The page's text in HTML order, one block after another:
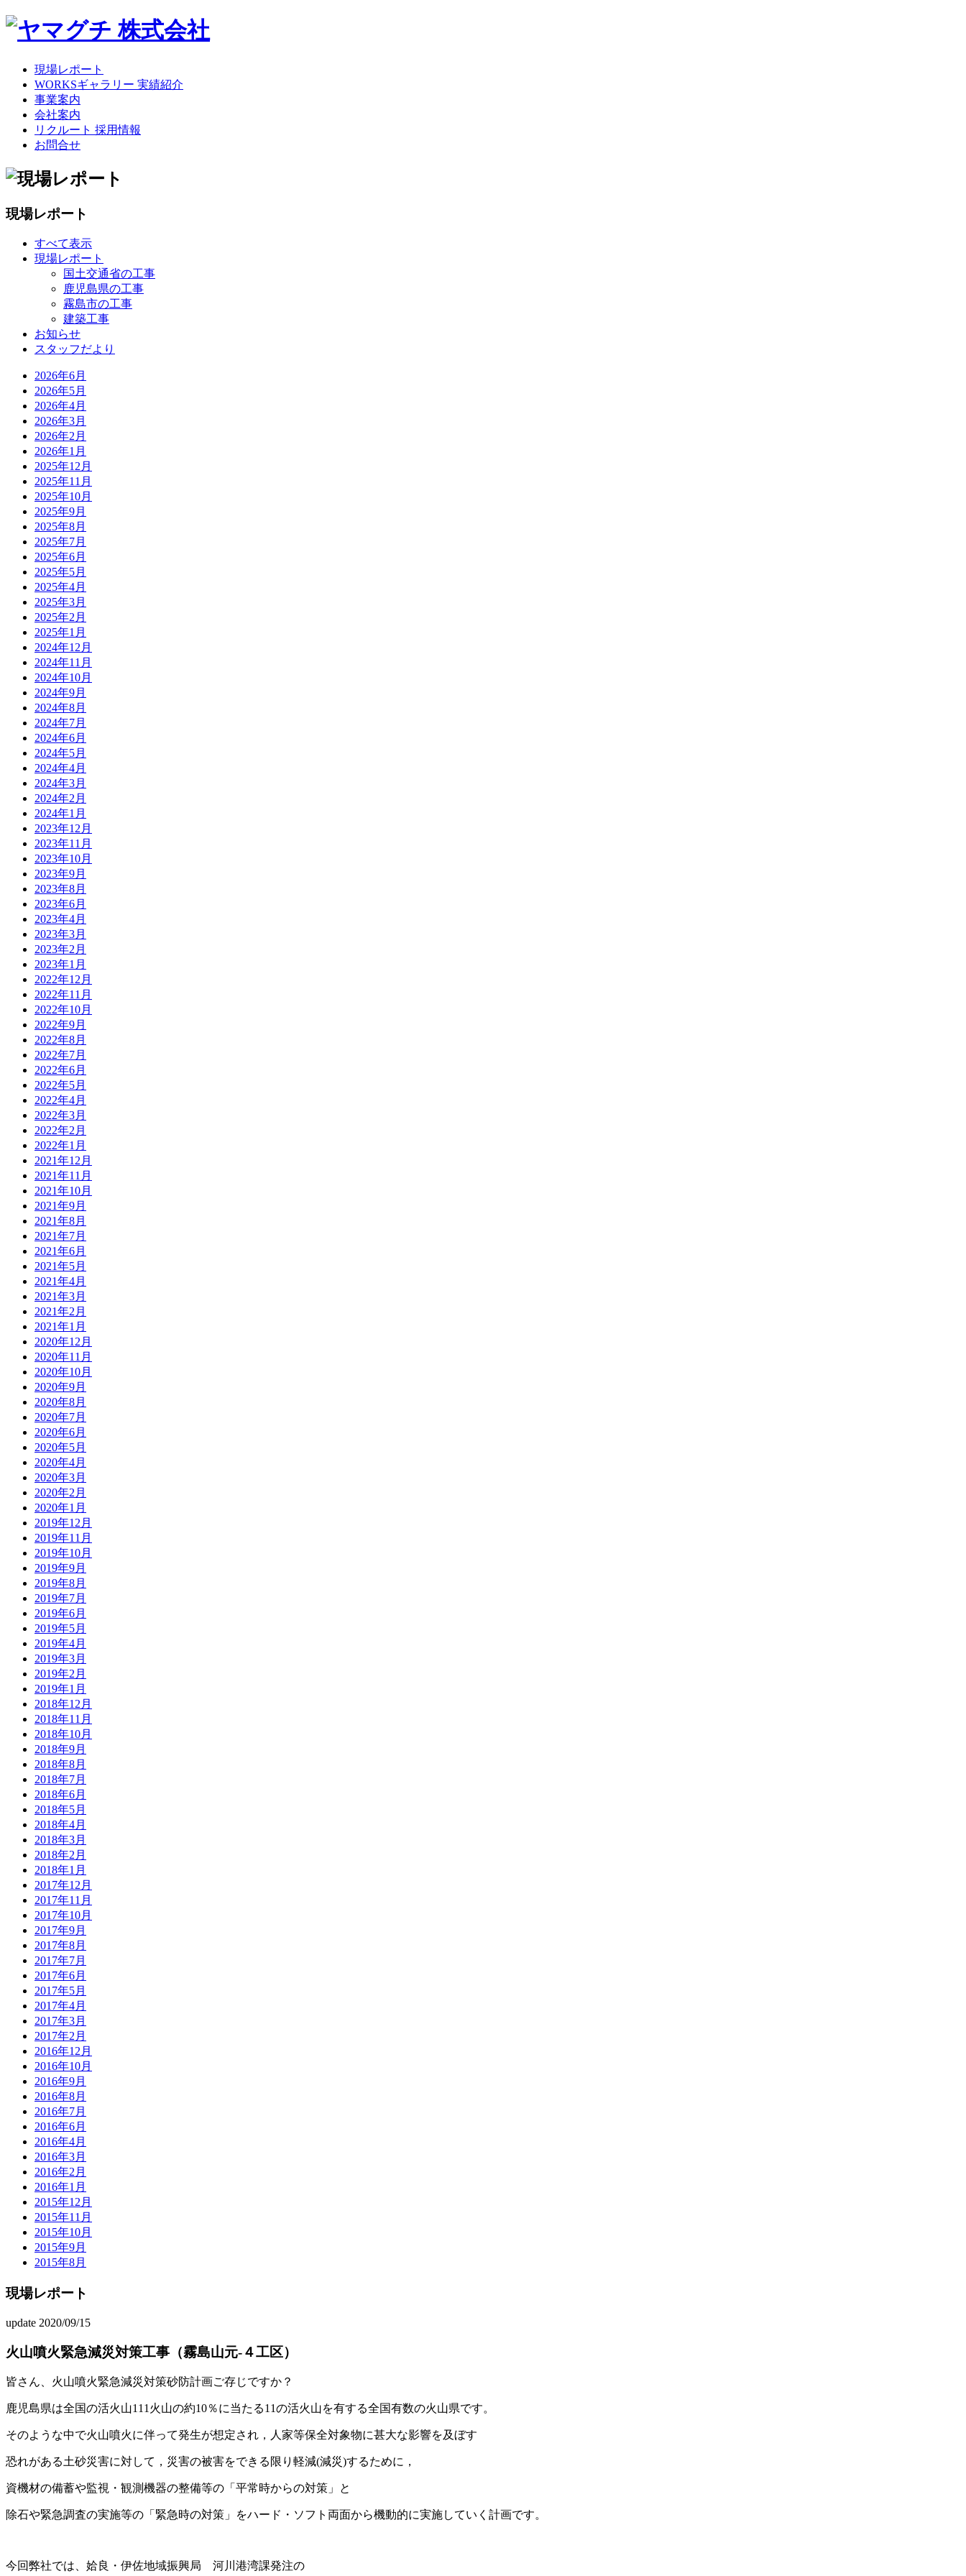
現場レポート
WORKSギャラリー 実績紹介
事業案内
会社案内
リクルート 採用情報
お問合せ
現場レポート
すべて表示
現場レポート
国土交通省の工事
鹿児島県の工事
霧島市の工事
建築工事
お知らせ
スタッフだより
2026年6月
2026年5月
2026年4月
2026年3月
2026年2月
2026年1月
2025年12月
2025年11月
2025年10月
2025年9月
2025年8月
2025年7月
2025年6月
2025年5月
2025年4月
2025年3月
2025年2月
2025年1月
2024年12月
2024年11月
2024年10月
2024年9月
2024年8月
2024年7月
2024年6月
2024年5月
2024年4月
2024年3月
2024年2月
2024年1月
2023年12月
2023年11月
2023年10月
2023年9月
2023年8月
2023年6月
2023年4月
2023年3月
2023年2月
2023年1月
2022年12月
2022年11月
2022年10月
2022年9月
2022年8月
2022年7月
2022年6月
2022年5月
2022年4月
2022年3月
2022年2月
2022年1月
2021年12月
2021年11月
2021年10月
2021年9月
2021年8月
2021年7月
2021年6月
2021年5月
2021年4月
2021年3月
2021年2月
2021年1月
2020年12月
2020年11月
2020年10月
2020年9月
2020年8月
2020年7月
2020年6月
2020年5月
2020年4月
2020年3月
2020年2月
2020年1月
2019年12月
2019年11月
2019年10月
2019年9月
2019年8月
2019年7月
2019年6月
2019年5月
2019年4月
2019年3月
2019年2月
2019年1月
2018年12月
2018年11月
2018年10月
2018年9月
2018年8月
2018年7月
2018年6月
2018年5月
2018年4月
2018年3月
2018年2月
2018年1月
2017年12月
2017年11月
2017年10月
2017年9月
2017年8月
2017年7月
2017年6月
2017年5月
2017年4月
2017年3月
2017年2月
2016年12月
2016年10月
2016年9月
2016年8月
2016年7月
2016年6月
2016年4月
2016年3月
2016年2月
2016年1月
2015年12月
2015年11月
2015年10月
2015年9月
2015年8月
現場レポート
update 2020/09/15
火山噴火緊急減災対策工事（霧島山元-４工区）
皆さん、火山噴火緊急減災対策砂防計画ご存じですか？
鹿児島県は全国の活火山111火山の約10％に当たる11の活火山を有する全国有数の火山県です。
そのような中で火山噴火に伴って発生が想定され，人家等保全対象物に甚大な影響を及ぼす
恐れがある土砂災害に対して，災害の被害をできる限り軽減(減災)するために，
資機材の備蓄や監視・観測機器の整備等の「平常時からの対策」と
除石や緊急調査の実施等の「緊急時の対策」をハード・ソフト両面から機動的に実施していく計画です。
今回弊社では、姶良・伊佐地域振興局 河川港湾課発注の